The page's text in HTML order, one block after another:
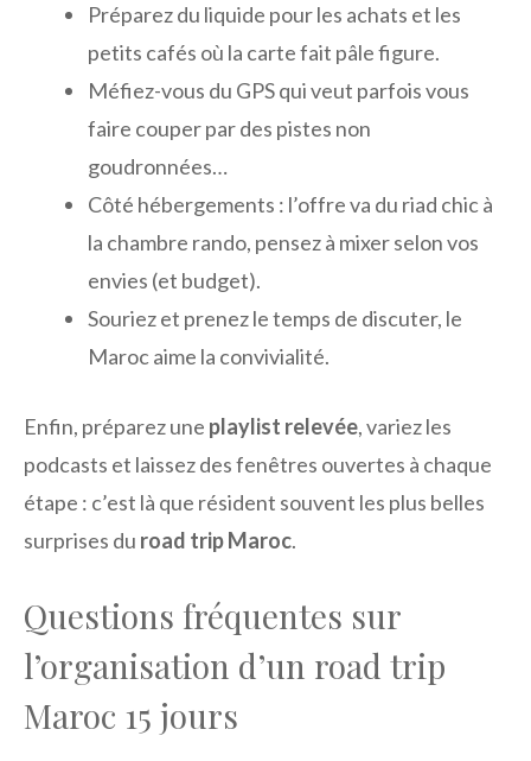
Préparez du liquide pour les achats et les
petits cafés où la carte fait pâle figure.
Méfiez-vous du GPS qui veut parfois vous
faire couper par des pistes non
goudronnées…
Côté hébergements : l’offre va du riad chic à
la chambre rando, pensez à mixer selon vos
envies (et budget).
Souriez et prenez le temps de discuter, le
Maroc aime la convivialité.
Enfin, préparez une playlist relevée, variez les
podcasts et laissez des fenêtres ouvertes à chaque
étape : c’est là que résident souvent les plus belles
surprises du road trip Maroc.
Questions fréquentes sur
l’organisation d’un road trip
Maroc 15 jours